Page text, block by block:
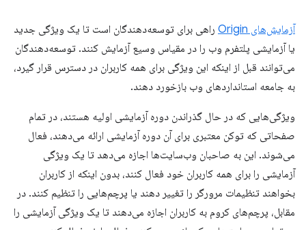
آزمایش‌های Origin
راهی برای توسعه‌دهندگان است تا یک ویژگی جدید
یا آزمایشی پلتفرم وب را در مقیاس وسیع آزمایش کنند. توسعه‌دهندگان
می‌توانند قبل از اینکه این ویژگی برای همه کاربران در دسترس قرار گیرد،
به جامعه استانداردهای وب بازخورد دهند.
ویژگی‌هایی که در حال گذراندن دوره آزمایشی اولیه هستند، در تمام
صفحاتی که توکن معتبری برای آن دوره آزمایشی ارائه می‌دهند، فعال
می‌شوند. این به صاحبان وب‌سایت‌ها اجازه می‌دهد تا یک ویژگی
آزمایشی را برای همه کاربران خود فعال کنند، بدون اینکه از کاربران
بخواهند تنظیمات مرورگر را تغییر دهند یا پرچم‌هایی را تنظیم کنند. در
مقابل، پرچم‌های کروم به کاربران اجازه می‌دهند تا یک ویژگی آزمایشی را